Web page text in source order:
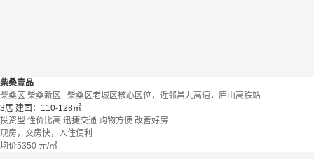
柴桑壹品
柴桑区 柴桑新区 | 柴桑区老城区核心区位，近邻昌九高速，庐山高铁站
3居 建面：110-128㎡
投资型 性价比高 迅捷交通 购物方便 改善好房
现房，交房快，入住便利
均价5350 元/㎡